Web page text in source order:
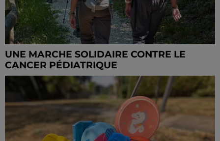
UNE MARCHE SOLIDAIRE CONTRE LE
CANCER PÉDIATRIQUE